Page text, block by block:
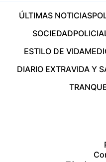
ÚLTIMAS NOTICIAS
SOCIEDAD
ESTILO DE VIDA
DIARIO EXTRAVIDA Y